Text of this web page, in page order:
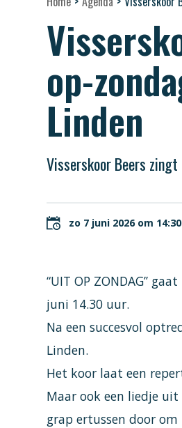
op-
Linden
Visserskoor Beers
zo 7 juni 2026 om 14:30
“UIT OP ZONDAG’’
juni 14.30 uur.
Na een succesvol
Linden.
Het koor laat een
Maar ook een liedje
grap ertussen door